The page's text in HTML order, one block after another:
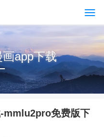
app下载
mmlu2pro免费版下